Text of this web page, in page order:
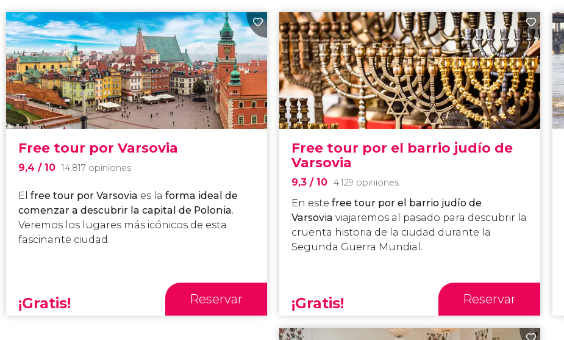
Free tour por Varsovia
9,4/ 10 14.817 opiniones
Elfree tour por Varsovia es laforma ideal de
comenzar a descubrir la capital de Polonia.
Veremos los lugares más icónicos de esta
fascinante ciudad.
¡Gratis! Reservar
Free tour por el barrio judío de
Varsovia
9,3 / 10 4.129 opiniones
En este free tour por el barrio judío de
Varsovia viajaremos al pasado para descubrir la
cruenta historia de la ciudad durante la
Segunda Guerra Mundial.
¡Gratis! Reservar